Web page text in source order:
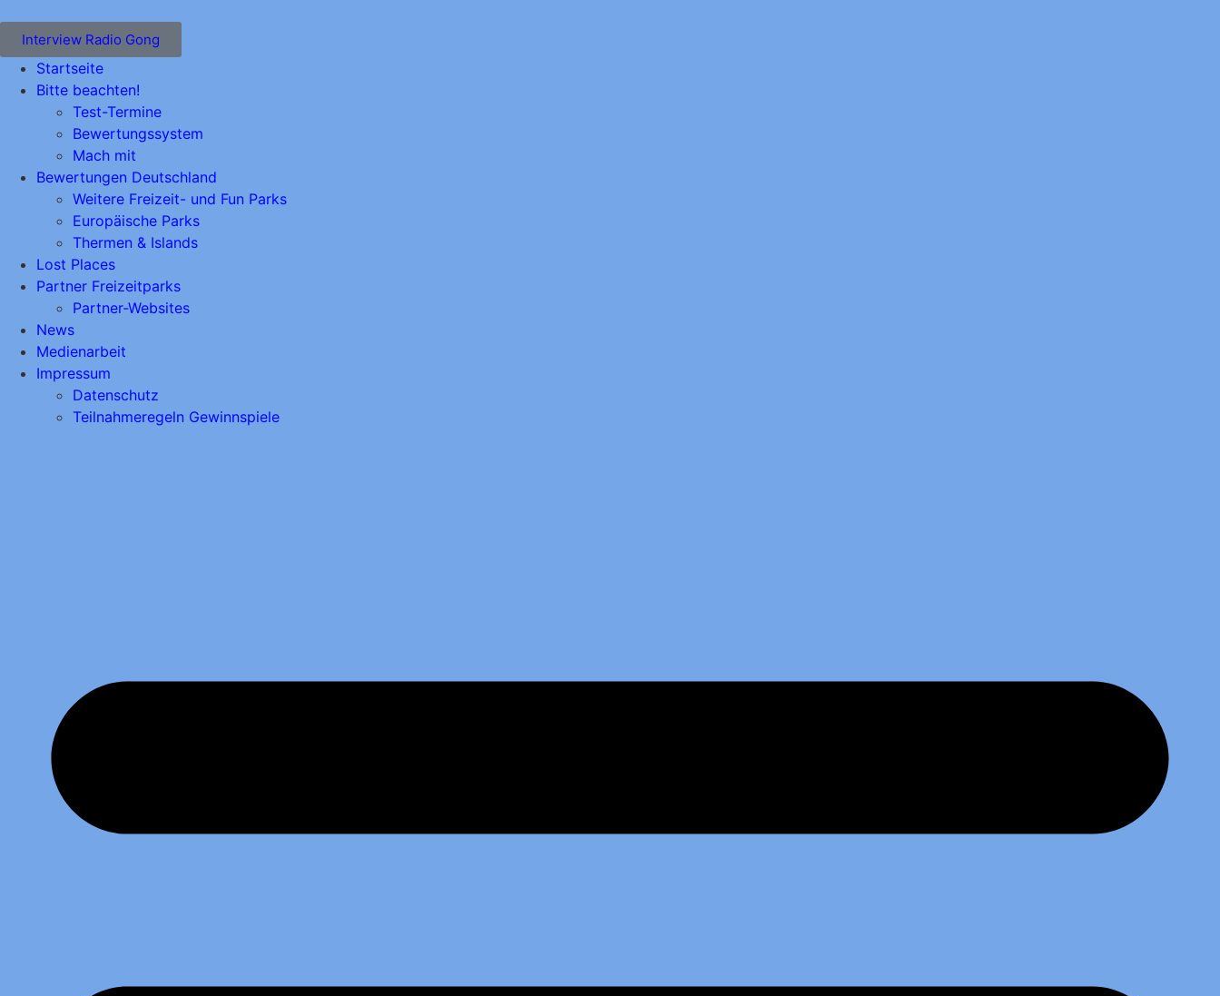
Interview Radio Gong
Startseite
Bitte beachten!
Test-Termine
Bewertungssystem
Mach mit
Bewertungen Deutschland
Weitere Freizeit- und Fun Parks
Europäische Parks
Thermen & Islands
Lost Places
Partner Freizeitparks
Partner-Websites
News
Medienarbeit
Impressum
Datenschutz
Teilnahmeregeln Gewinnspiele